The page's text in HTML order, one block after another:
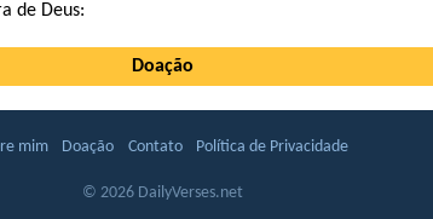
de Deus:
Doação
mim Doação Contato Política de Privacidade
© 2026 DailyVerses.net